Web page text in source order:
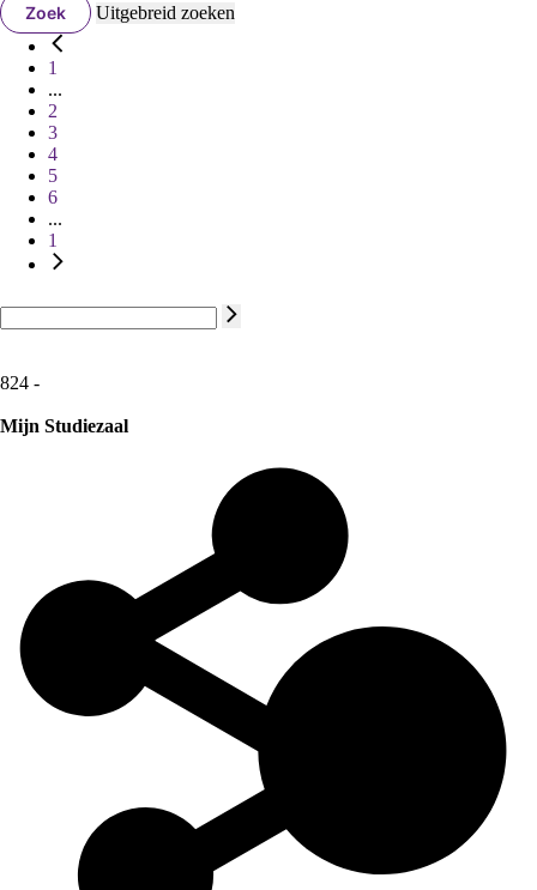
Zoek Uitgebreid zoeken
1
...
2
3
4
5
6
...
1
824 -
Mijn Studiezaal